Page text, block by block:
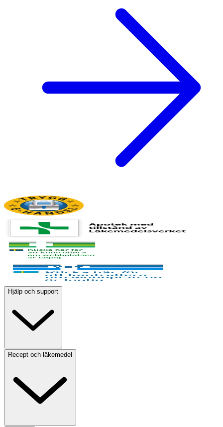
Hjälp och support
Recept och läkemedel